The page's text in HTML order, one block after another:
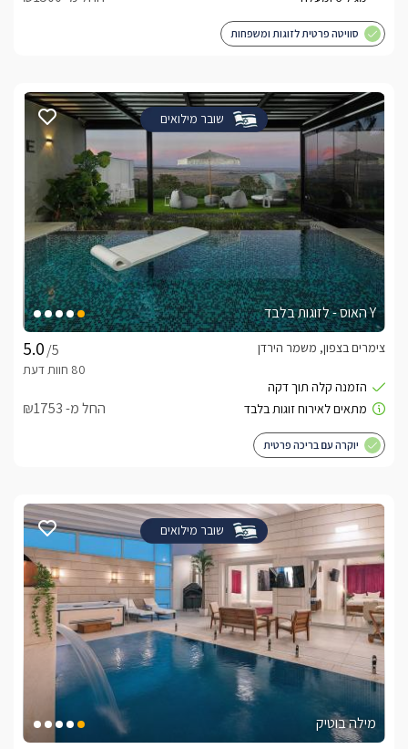
סוויטה פרטית לזוגות ומשפחות
שובר מילואים
Y האוס - לזוגות בלבד
/5
צימרים בצפון, משמר הירדן
החל מ- ₪1753
יוקרה עם בריכה פרטית
שובר מילואים
מילה בוטיק